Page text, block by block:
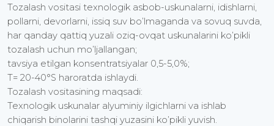
Tozalash vositasi texnologik asbob-uskunalarni, idishlarni,
pollarni, devorlarni, issiq suv bo’lmaganda va sovuq suvda,
har qanday qattiq yuzali oziq-ovqat uskunalarini ko’pikli
tozalash uchun mo’ljallangan;
tavsiya etilgan konsentratsiyalar 0,5-5,0%;
T= 20-40°S haroratda ishlaydi.
Tozalash vositasining maqsadi:
Texnologik uskunalar alyuminiy ilgichlarni va ishlab
chiqarish binolarini tashqi yuzasini ko’pikli yuvish.